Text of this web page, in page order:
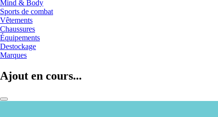
Mind & Body
Sports de combat
Vêtements
Chaussures
Équipements
Destockage
Marques
Ajout en cours...